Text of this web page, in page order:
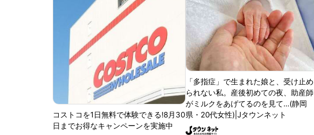
コストコを1日無料で体験できる!8月30
日までお得なキャンペーンを実施中
「多指症」で生まれた娘と、受け止め
られない私。産後初めての夜、助産師
がミルクをあげてるのを見て...(静岡
県・20代女性)|Jタウンネット